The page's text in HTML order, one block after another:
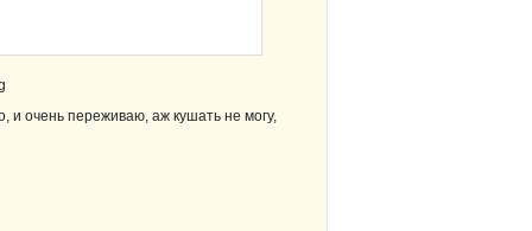
и очень переживаю, аж кушать не могу,